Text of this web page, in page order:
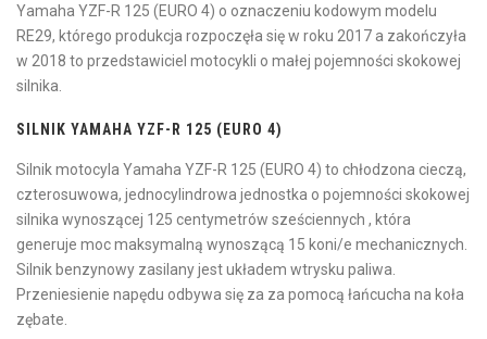
Yamaha YZF-R 125 (EURO 4) o oznaczeniu kodowym modelu
RE29, którego produkcja rozpoczęła się w roku 2017 a zakończyła
w 2018 to przedstawiciel motocykli o małej pojemności skokowej
silnika.
SILNIK YAMAHA YZF-R 125 (EURO 4)
Silnik motocyla Yamaha YZF-R 125 (EURO 4) to chłodzona cieczą,
czterosuwowa, jednocylindrowa jednostka o pojemności skokowej
silnika wynoszącej 125 centymetrów sześciennych , która
generuje moc maksymalną wynoszącą 15 koni/e mechanicznych.
Silnik benzynowy zasilany jest układem wtrysku paliwa.
Przeniesienie napędu odbywa się za za pomocą łańcucha na koła
zębate.